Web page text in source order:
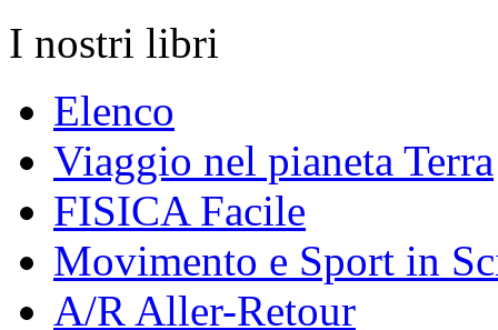
I nostri libri
Elenco
Viaggio nel pianeta Terra
FISICA Facile
Movimento e Sport in
A/R Aller-Retour